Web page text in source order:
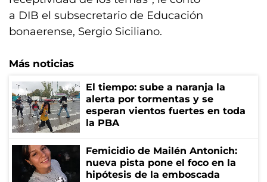
a DIB el subsecretario de Educación
bonaerense, Sergio Siciliano.
Más noticias
El tiempo: sube a naranja la
alerta por tormentas y se
esperan vientos fuertes en toda
la PBA
Femicidio de Mailén Antonich:
nueva pista pone el foco en la
hipótesis de la emboscada